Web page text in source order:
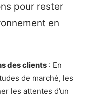
pour rester
en
des clients : En
de marché, les
les attentes d’un